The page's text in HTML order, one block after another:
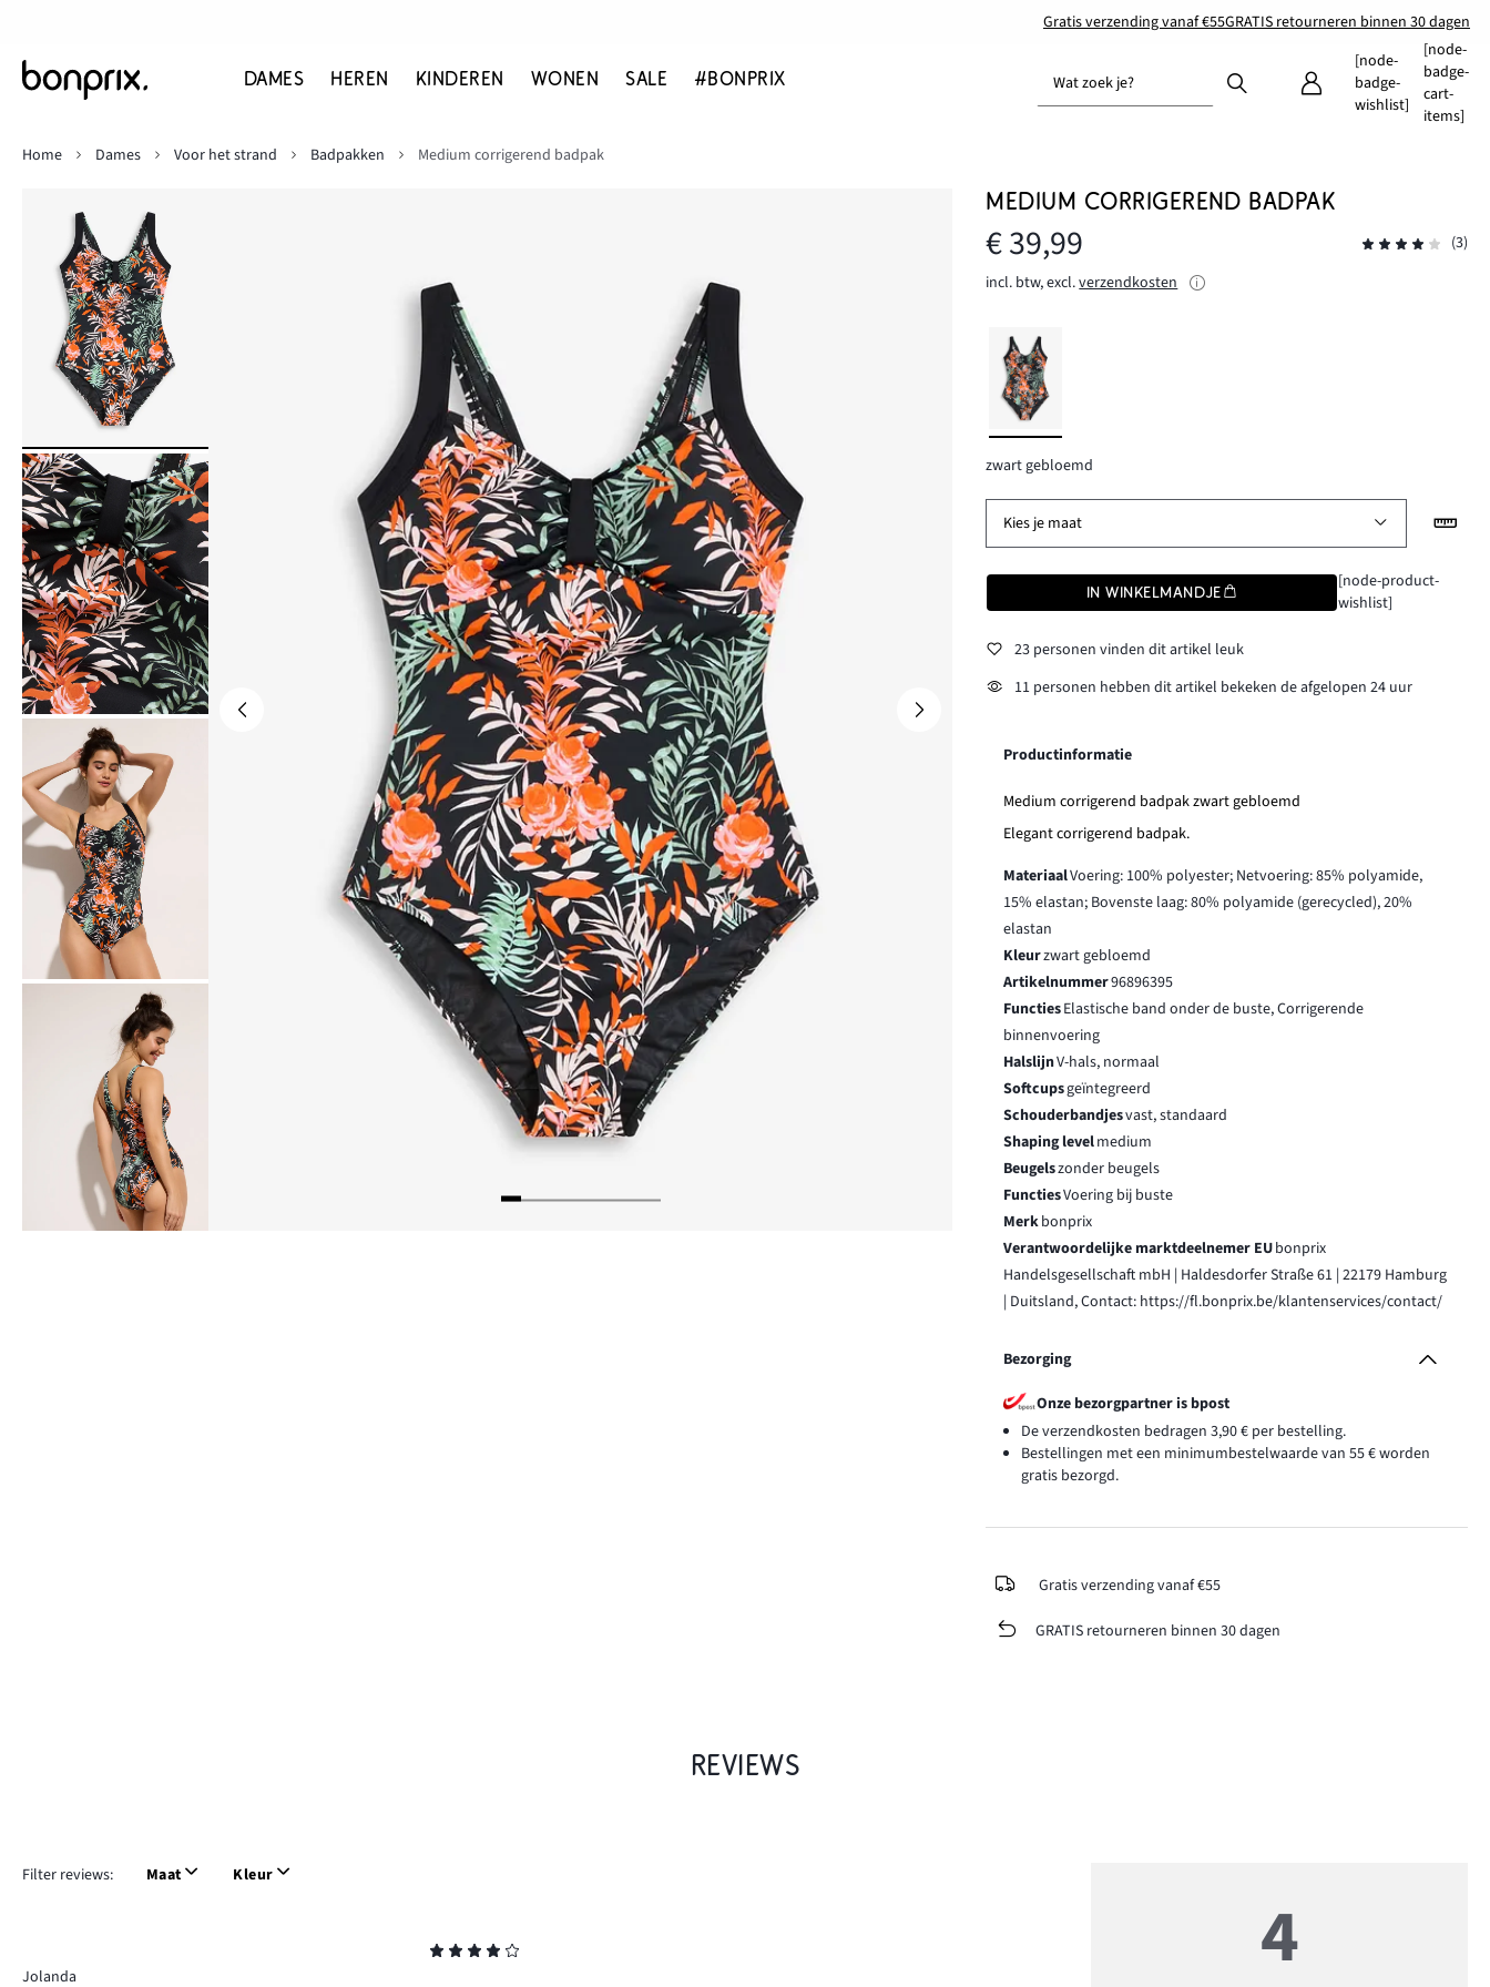
Gratis verzending vanaf €55GRATIS retourneren binnen 30 dagen
DAMES HEREN KINDEREN WONEN SALE #BONPRIX Wat zoek je?
[node-
badge-
wishlist]
[node-
badge-
cart-
items]
Home
Dames Voor het strand Badpakken Medium corrigerend badpak
MEDIUM CORRIGEREND BADPAK
€ 39,99
(3)
incl. btw, excl.verzendkosten
zwart gebloemd
Kies je maat
IN WINKELMANDJE
[node-product-
wishlist]
23 personen vinden dit artikel leuk
11 personen hebben dit artikel bekeken de afgelopen 24 uur
Productinformatie
Medium corrigerend badpak zwart gebloemd
Elegant corrigerend badpak.
MateriaalVoering: 100% polyester; Netvoering: 85% polyamide,
15% elastan; Bovenste laag: 80% polyamide (gerecycled), 20%
elastan
Kleurzwart gebloemd
Artikelnummer96896395
FunctiesElastische band onder de buste, Corrigerende
binnenvoering
HalslijnV-hals, normaal
Softcupsgeïntegreerd
Schouderbandjesvast, standaard
Shaping levelmedium
Beugelszonder beugels
FunctiesVoering bij buste
Merkbonprix
Verantwoordelijke marktdeelnemer EUbonprix
Handelsgesellschaft mbH | Haldesdorfer Straße 61 | 22179 Hamburg
| Duitsland, Contact: https://fl.bonprix.be/klantenservices/contact/
Bezorging
Onze bezorgpartner is bpost
De verzendkosten bedragen 3,90 € per bestelling.
Bestellingen met een minimumbestelwaarde van 55 € worden
gratis bezorgd.
Gratis verzending vanaf €55
GRATIS retourneren binnen 30 dagen
REVIEWS
Filter reviews: Maat Kleur
4
Jolanda 4